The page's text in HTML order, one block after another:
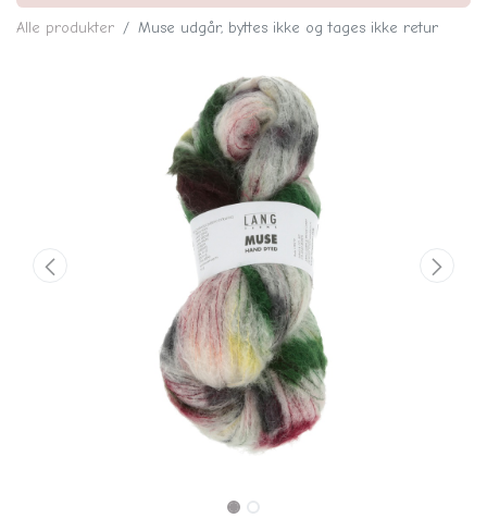
Alle produkter Muse udgår, byttes ikke og tages ikke retur